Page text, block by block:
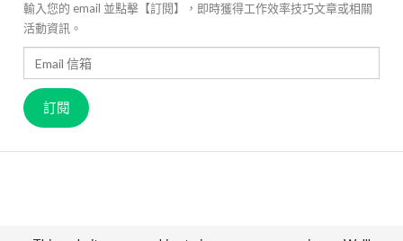
輸入您的 email 並點擊【訂閱】，即時獲得工作效率技巧文章或相關
活動資訊。
Email
信
箱
訂閱